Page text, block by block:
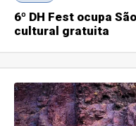
6º DH Fest ocupa
cultural gratuita